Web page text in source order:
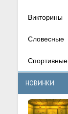
Викторины
Словесные
Спортивные
НОВИНКИ